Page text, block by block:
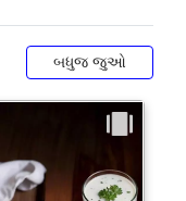
બધુજ જુઓ